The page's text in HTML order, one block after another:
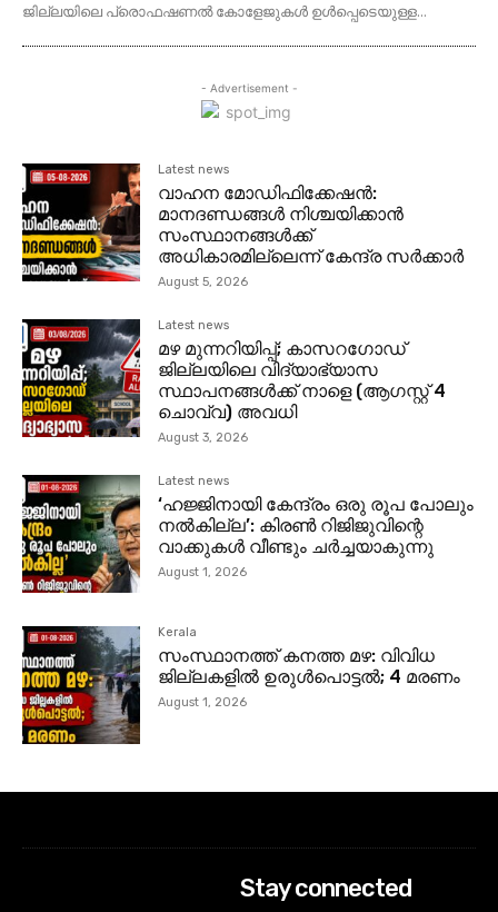
ജില്ലയിലെ പ്രൊഫഷണൽ കോളേജുകൾ ഉൾപ്പെടെയുള്ള...
- Advertisement -
Latest news
വാഹന മോഡിഫിക്കേഷൻ:
മാനദണ്ഡങ്ങൾ നിശ്ചയിക്കാൻ
സംസ്ഥാനങ്ങൾക്ക്
അധികാരമില്ലെന്ന് കേന്ദ്ര സർക്കാർ
August 5, 2026
Latest news
മഴ മുന്നറിയിപ്പ്; കാസറഗോഡ്
ജില്ലയിലെ വിദ്യാഭ്യാസ
സ്ഥാപനങ്ങള്‍ക്ക് നാളെ (ആഗസ്റ്റ് 4
ചൊവ്വ) അവധി
August 3, 2026
Latest news
‘ഹജ്ജിനായി കേന്ദ്രം ഒരു രൂപ പോലും
നല്‍കില്ല’: കിരണ്‍ റിജിജുവിന്റെ
വാക്കുകള്‍ വീണ്ടും ചര്‍ച്ചയാകുന്നു
August 1, 2026
Kerala
സംസ്ഥാനത്ത് കനത്ത മഴ: വിവിധ
ജില്ലകളിൽ ഉരുൾപൊട്ടൽ; 4 മരണം
August 1, 2026
Stay connected